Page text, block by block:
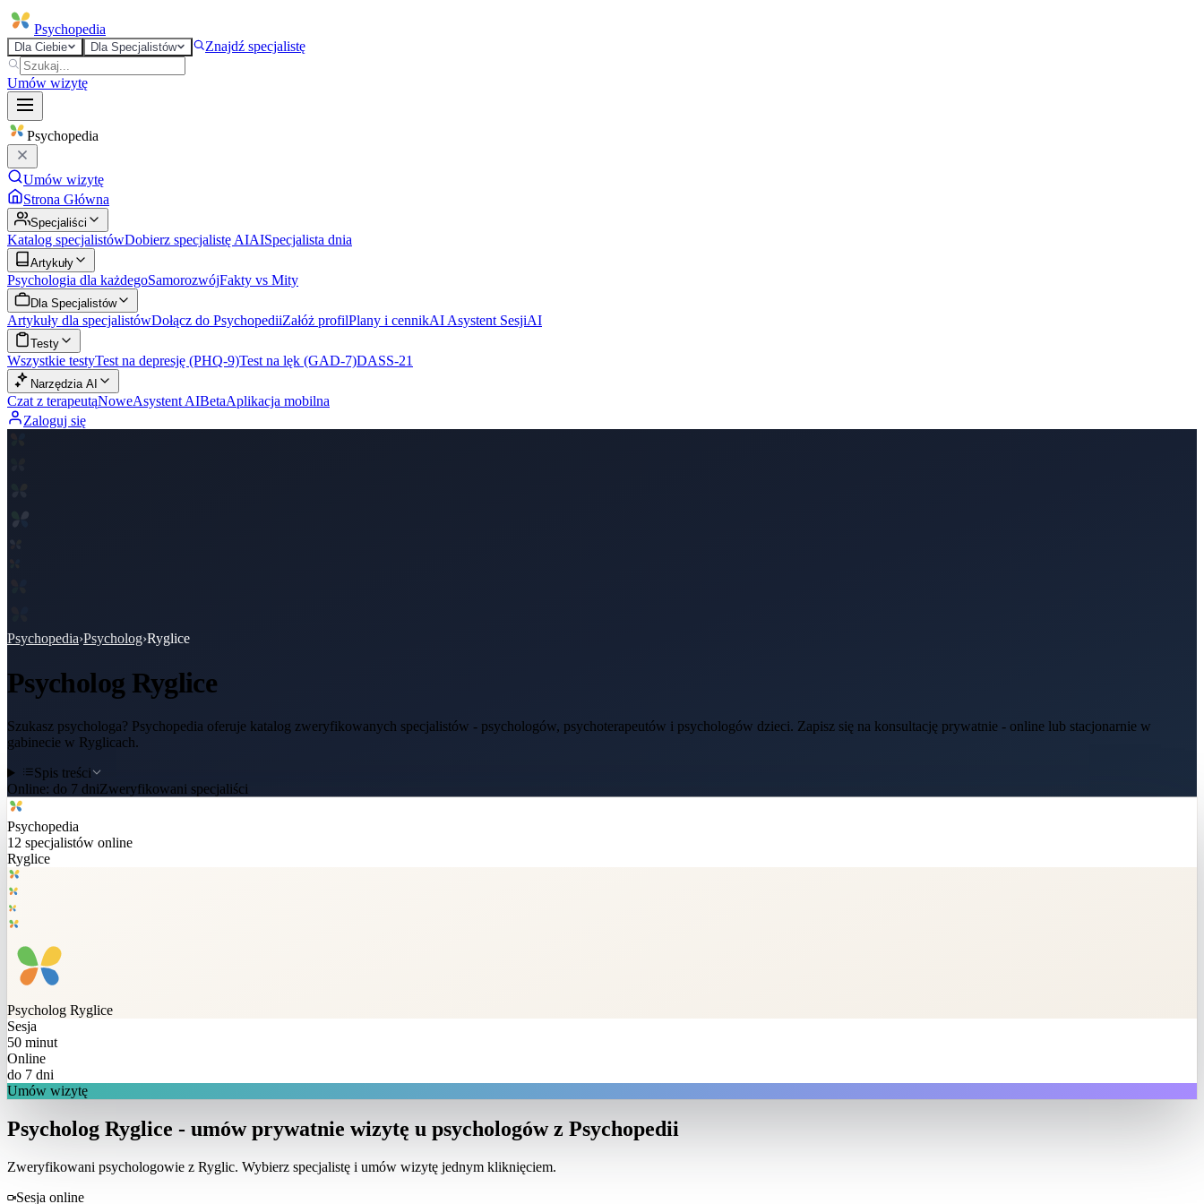
Psychopedia
Dla Ciebie Dla Specjalistów Znajdź specjalistę
Umów wizytę
Psychopedia
Umów wizytę
Strona Główna
Specjaliści
Katalog specjalistówDobierz specjalistę AIAISpecjalista dnia
Artykuły
Psychologia dla każdegoSamorozwójFakty vs Mity
Dla Specjalistów
Artykuły dla specjalistówDołącz do PsychopediiZałóż profilPlany i cennikAI Asystent SesjiAI
Testy
Wszystkie testyTest na depresję (PHQ-9)Test na lęk (GAD-7)DASS-21
Narzędzia AI
Czat z terapeutąNoweAsystent AIBetaAplikacja mobilna
Zaloguj się
Psychopedia›Psycholog›Ryglice
Psycholog Ryglice
Szukasz psychologa? Psychopedia oferuje katalog zweryfikowanych specjalistów - psychologów, psychoterapeutów i psychologów dzieci. Zapisz się na konsultację prywatnie - online lub stacjonarnie w
gabinecie w Ryglicach.
Spis treści
Online: do 7 dniZweryfikowani specjaliści
Psychopedia
12 specjalistów online
Ryglice
Psycholog Ryglice
Sesja
50 minut
Online
do 7 dni
Umów wizytę
Psycholog Ryglice - umów prywatnie wizytę u psychologów z Psychopedii
Zweryfikowani psychologowie z Ryglic. Wybierz specjalistę i umów wizytę jednym kliknięciem.
Sesja online